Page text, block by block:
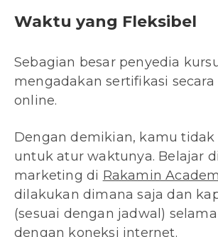
Waktu yang Fleksibel
Sebagian besar penyedia
mengadakan sertifikasi
online.
Dengan demikian, kamu
untuk atur waktunya. Belajar
marketing di Rakamin
dilakukan dimana saja dan
(sesuai dengan jadwal)
dengan koneksi internet.